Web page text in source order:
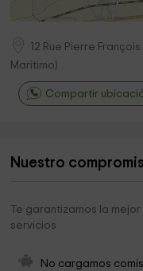
12 Rue Pierre
Marítimo)
Compartir
Nuestro
Te garantizamos la
servicios
No cargamos